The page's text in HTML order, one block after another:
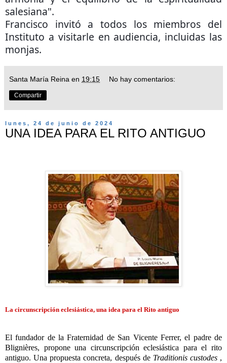
salesiana".
Francisco invitó a todos los miembros del
Instituto a visitarle en audiencia, incluidas las
monjas.
Santa María Reina en 19:15 No hay comentarios:
Compartir
lunes, 24 de junio de 2024
UNA IDEA PARA EL RITO ANTIGUO
La circunscripción eclesiástica, una idea para el Rito antiguo
El fundador de la Fraternidad de San Vicente Ferrer, el padre de
Blignières, propone una circunscripción eclesiástica para el rito
antiguo. Una propuesta concreta, después de Traditionis custodes,